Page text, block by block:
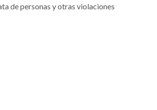
de personas y otras violaciones